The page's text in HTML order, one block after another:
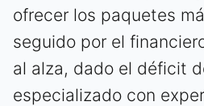
ofrecer los paquetes
seguido por el
al alza, dado el déficit
especializado con